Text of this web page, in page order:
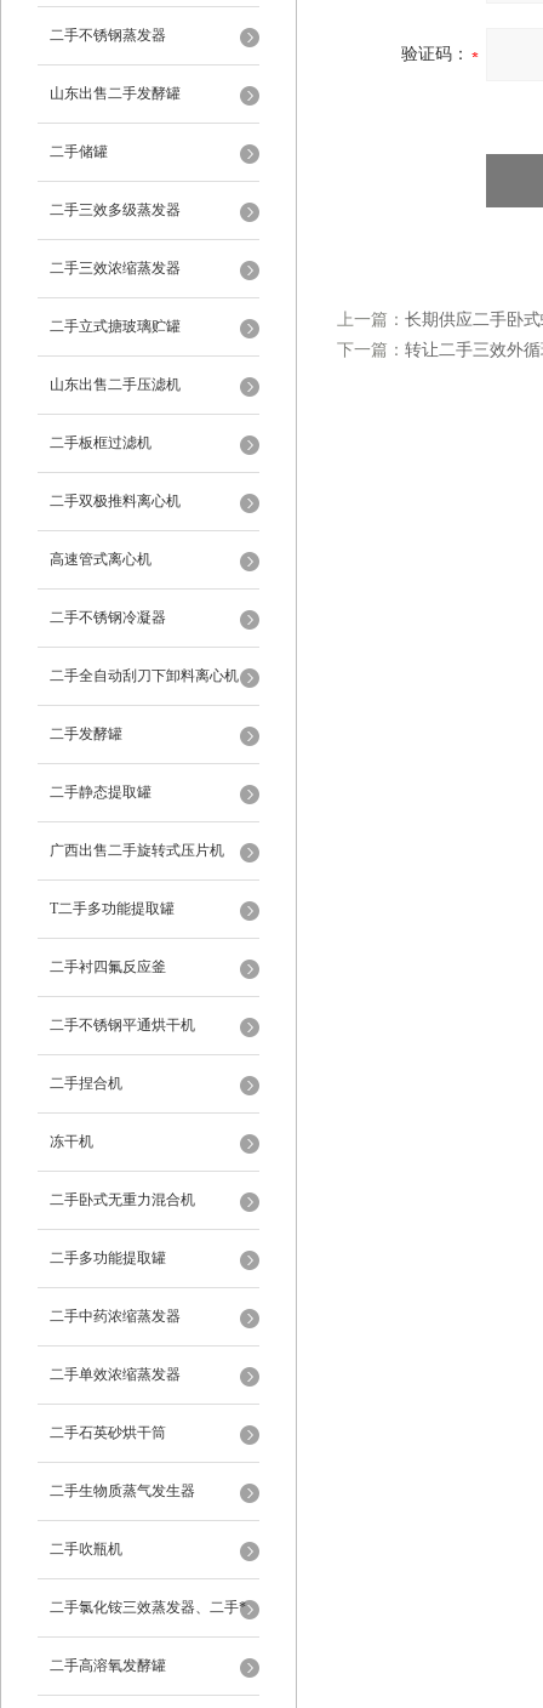
二手不锈钢蒸发器
山东出售二手发酵罐
二手储罐
二手三效多级蒸发器
二手三效浓缩蒸发器
二手立式搪玻璃贮罐
山东出售二手压滤机
二手板框过滤机
二手双极推料离心机
高速管式离心机
二手不锈钢冷凝器
二手全自动刮刀下卸料离心机
二手发酵罐
二手静态提取罐
广西出售二手旋转式压片机
T二手多功能提取罐
二手衬四氟反应釜
二手不锈钢平通烘干机
二手捏合机
冻干机
二手卧式无重力混合机
二手多功能提取罐
二手中药浓缩蒸发器
二手单效浓缩蒸发器
二手石英砂烘干筒
二手生物质蒸气发生器
二手吹瓶机
二手氯化铵三效蒸发器、二手*
蒸发器
二手高溶氧发酵罐
验证码：
上一篇： 长期供应二手卧
下一篇： 转让二手三效外